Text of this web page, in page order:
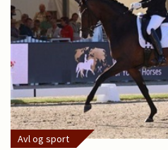
Avl og sport